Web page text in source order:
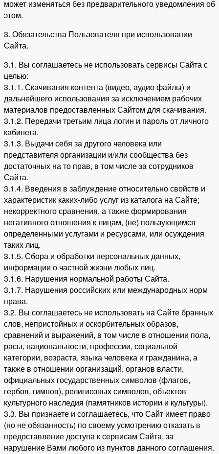
может изменяться без предварительного уведомления об
этом.
3. Обязательства Пользователя при использовании
Сайта.
3.1. Вы соглашаетесь не использовать сервисы Сайта с
целью:
3.1.1. Скачивания контента (видео, аудио файлы) и
дальнейшего использования за исключением рабочих
материалов предоставленных Сайтом для скачивания.
3.1.2. Передачи третьим лица логин и пароль от личного
кабинета.
3.1.3. Выдачи себя за другого человека или
представителя организации и/или сообщества без
достаточных на то прав, в том числе за сотрудников
Сайта.
3.1.4. Введения в заблуждение относительно свойств и
характеристик каких-либо услуг из каталога на Сайте;
некорректного сравнения, а также формирования
негативного отношения к лицам, (не) пользующимся
определенными услугами и ресурсами, или осуждения
таких лиц.
3.1.5. Сбора и обработки персональных данных,
информации о частной жизни любых лиц.
3.1.6. Нарушения нормальной работы Сайта.
3.1.7. Нарушения российских или международных норм
права.
3.2. Вы соглашаетесь не использовать на Сайте бранных
слов, непристойных и оскорбительных образов,
сравнений и выражений, в том числе в отношении пола,
расы, национальности, профессии, социальной
категории, возраста, языка человека и гражданина, а
также в отношении организаций, органов власти,
официальных государственных символов (флагов,
гербов, гимнов), религиозных символов, объектов
культурного наследия (памятников истории и культуры).
3.3. Вы признаете и соглашаетесь, что Сайт имеет право
(но не обязанность) по своему усмотрению отказать в
предоставление доступа к сервисам Сайта, за
нарушение Вами любого из пунктов данного соглашения.